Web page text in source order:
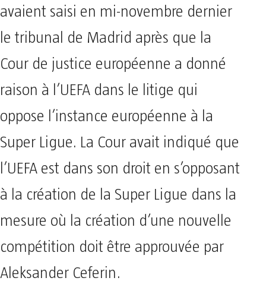
avaient saisi en mi-novembre dernier
le tribunal de Madrid après que la
Cour de justice européenne a donné
raison à l’UEFA dans le litige qui
oppose l’instance européenne à la
Super Ligue. La Cour avait indiqué que
l’UEFA est dans son droit en s’opposant
à la création de la Super Ligue dans la
mesure où la création d’une nouvelle
compétition doit être approuvée par
Aleksander Ceferin.